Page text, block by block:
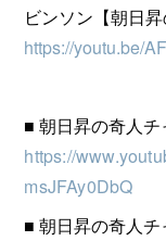
ビンソン【朝日
https://youtu.be/
■ 朝日昇の奇人
https://
msJFAy0DbQ
■ 朝日昇の奇人